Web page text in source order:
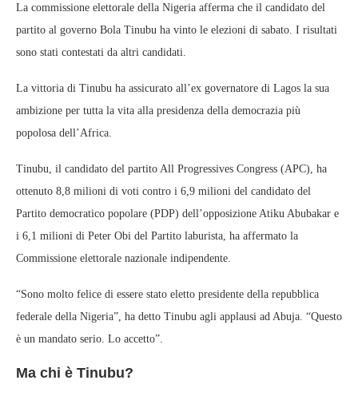
La commissione elettorale della Nigeria afferma che il candidato del
partito al governo Bola Tinubu ha vinto le elezioni di sabato. I risultati
sono stati contestati da altri candidati.
La vittoria di Tinubu ha assicurato all’ex governatore di Lagos la sua
ambizione per tutta la vita alla presidenza della democrazia più
popolosa dell’Africa.
Tinubu, il candidato del partito All Progressives Congress (APC), ha
ottenuto 8,8 milioni di voti contro i 6,9 milioni del candidato del
Partito democratico popolare (PDP) dell’opposizione Atiku Abubakar e
i 6,1 milioni di Peter Obi del Partito laburista, ha affermato la
Commissione elettorale nazionale indipendente.
“Sono molto felice di essere stato eletto presidente della repubblica
federale della Nigeria”, ha detto Tinubu agli applausi ad Abuja. “Questo
è un mandato serio. Lo accetto”.
Ma chi è Tinubu?